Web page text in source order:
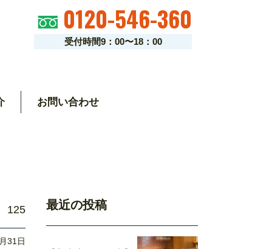
0120-546-360
受付時間9：00〜18：00
お問い合わせ
125
31日
最近の投稿